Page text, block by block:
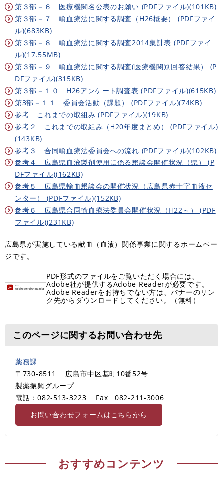
第３部－６ 医療機関名公表のお願い (PDFファイル)(101KB)
第３部－７ 輸血療法に関する調査（H26概要） (PDFファイ
ル)(683KB)
第３部－８ 輸血療法に関する調査2014集計表 (PDFファイ
ル)(17.55MB)
第３部－９ 輸血療法に関する調査(医療機関別回答結果） (P
DFファイル)(315KB)
第３部－１０ H26アンケート調査表 (PDFファイル)(615KB)
第3部－１１ 委員会活動（課題） (PDFファイル)(74KB)
参考 これまでの取組み (PDFファイル)(19KB)
参考２ これまでの取組み（H20年度まとめ） (PDFファイル)
(143KB)
参考３ 合同輸血療法委員会への流れ (PDFファイル)(102KB)
参考４ 広島県血液製剤使用に係る懇談会開催状況（県） (P
DFファイル)(162KB)
参考５ 広島県輸血懇談会の開催状況（広島県赤十字血液セ
ンター） (PDFファイル)(152KB)
参考６ 広島県合同輸血療法委員会開催状況（H22～） (PDF
ファイル)(231KB)
広島県が実施している献血（血液）関係事業に関するホームペー
ジです。
PDF形式のファイルをご覧いただく場合には、
Adobe社が提供するAdobe Readerが必要です。
Adobe Readerをお持ちでない方は、バナーのリン
ク先からダウンロードしてください。（無料）
このページに関するお問い合わせ先
薬務課
〒730-8511
広島市中区基町10番52号
製薬振興グループ
電話：082-513-3223
Fax：082-211-3006
お問い合わせフォームはこちらから
おすすめコンテンツ